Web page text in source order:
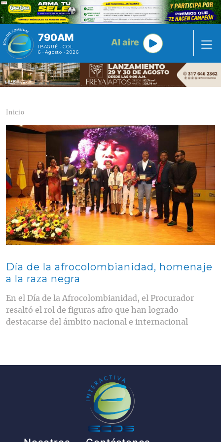
Pasar al contenido principal
790AM
IBAGUÉ - COL
6 · Agosto · 2026
Al aire
Inicio
Contenido multimedia principal
Día de la afrocolombianidad, homenaje
a la raza negra
En el Día de la Afrocolombianidad, el Procurador
resaltó el rol de figuras afro que han logrado
destacarse del ámbito nacional e internacional